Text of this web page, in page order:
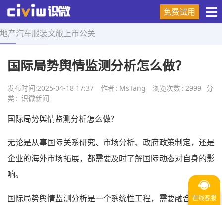
免费试用
地产汽车服装文旅 上市公关
首页 > 舆情研究 > 正文
国际局势舆情监测分析怎么做？
发布时间:2025-04-18 17:37 作者 : MsTang 浏览次数 : 2999 分
类 : 识微新闻
国际局势舆情监测分析怎么做？
无论是从事国际关系研究、市场分析、政府政策制定，还是
企业的海外市场拓展，都需要及时了解国际动态对自身的影
响。
国际局势舆情监测分析是一个系统性工程，需要融合多学科